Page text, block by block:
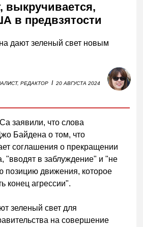
в предвзятости
дают зеленый свет новым
РЕДАКТОР I 20 АВГУСТА 2024
заявили, что слова
Байдена о том, что
соглашения о прекращении
"вводят в заблуждение" и "не
позицию движения, которое
конец агрессии".
зеленый свет для
на совершение